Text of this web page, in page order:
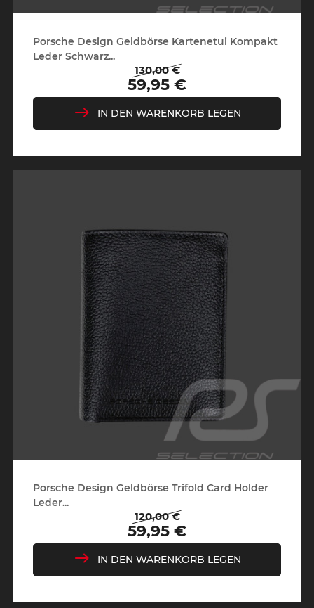
Porsche Design Geldbörse Kartenetui Kompakt
Leder Schwarz...
Regulärer
Preis
130,00 €
Preis
59,95 €
IN DEN WARENKORB LEGEN
Porsche Design Geldbörse Trifold Card Holder
Leder...
Regulärer
Preis
120,00 €
Preis
59,95 €
IN DEN WARENKORB LEGEN